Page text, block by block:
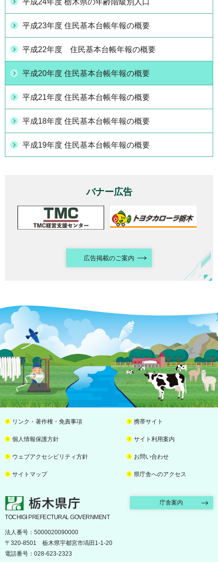
平成24年度 栃木県の年齢階級別人口
平成23年度 住民基本台帳年報の概要
平成22年度 住民基本台帳年報の概要
平成20年度 住民基本台帳年報の概要
平成21年度 住民基本台帳年報の概要
平成18年度 住民基本台帳年報の概要
平成19年度 住民基本台帳年報の概要
バナー広告
広告掲載のご案内
リンク・著作権・免責事項 携帯サイト
個人情報保護方針 サイト利用案内
ウェブアクセシビリティ方針 お問い合わせ
サイトマップ 県庁舎へのアクセス
栃木県庁 庁舎案内
TOCHIGI PREFECTURAL GOVERNMENT
法人番号：5000020090000
〒320-8501 栃木県宇都宮市塙田1-1-20
電話番号：028-623-2323